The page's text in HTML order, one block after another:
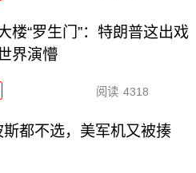
楼“罗生门”：特朗普这出戏
界演懵
阅读 4318
都不选，美军机又被揍